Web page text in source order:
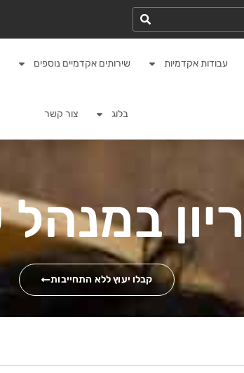
עבודות אקדמיות שירותים אקדמיים נוספים
בלוג צור קשר
קבלו יעוץ ללא התחייבות